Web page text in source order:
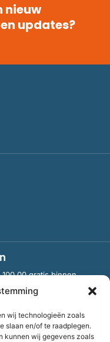
wij technologieën zoals
slaan en/of te raadplegen.
kunnen wij gegevens zoals
nieuw
updates?
gratis binnen